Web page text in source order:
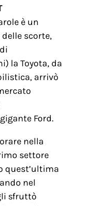
è un
scorte,
la Toyota, da
arrivò
Ford.
nella
settore
quest’ultima
nel
sfruttò